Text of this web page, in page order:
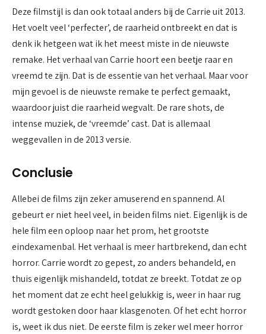
Deze filmstijl is dan ook totaal anders bij de Carrie uit 2013.
Het voelt veel ‘perfecter’, de raarheid ontbreekt en dat is
denk ik hetgeen wat ik het meest miste in de nieuwste
remake. Het verhaal van Carrie hoort een beetje raar en
vreemd te zijn. Dat is de essentie van het verhaal. Maar voor
mijn gevoel is de nieuwste remake te perfect gemaakt,
waardoor juist die raarheid wegvalt. De rare shots, de
intense muziek, de ‘vreemde’ cast. Dat is allemaal
weggevallen in de 2013 versie.
Conclusie
Allebei de films zijn zeker amuserend en spannend. Al
gebeurt er niet heel veel, in beiden films niet. Eigenlijk is de
hele film een oploop naar het prom, het grootste
eindexamenbal. Het verhaal is meer hartbrekend, dan echt
horror. Carrie wordt zo gepest, zo anders behandeld, en
thuis eigenlijk mishandeld, totdat ze breekt. Totdat ze op
het moment dat ze echt heel gelukkig is, weer in haar rug
wordt gestoken door haar klasgenoten. Of het echt horror
is, weet ik dus niet. De eerste film is zeker wel meer horror